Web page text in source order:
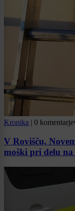
Kronika | 0
V Rovišču,
moški pri delu na